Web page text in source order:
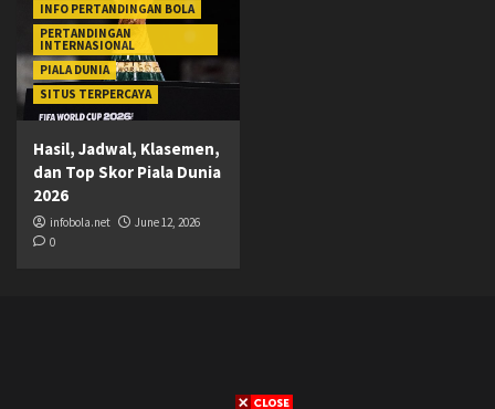
INFO PERTANDINGAN BOLA
PERTANDINGAN
INTERNASIONAL
PIALA DUNIA
SITUS TERPERCAYA
Hasil, Jadwal, Klasemen,
dan Top Skor Piala Dunia
2026
infobola.net
June 12, 2026
0